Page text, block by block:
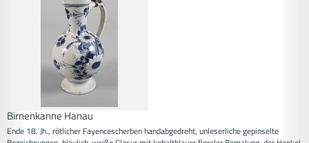
Birnenkanne Hanau
Ende 18. Jh., rötlicher Fayencescherben handabgedreht, unleserliche gepinselte